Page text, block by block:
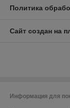
Политика
Сайт создан на
Информация для